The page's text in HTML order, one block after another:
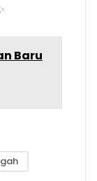
Baru